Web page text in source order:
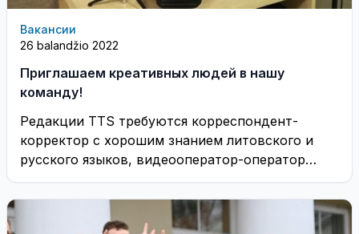
Вакансии
26 balandžio 2022
Приглашаем креативных людей в нашу
команду!
Редакции TTS требуются корреспондент-
корректор с хорошим знанием литовского и
русского языков, видеооператор-оператор
монтажа и внештатные корреспонденты.